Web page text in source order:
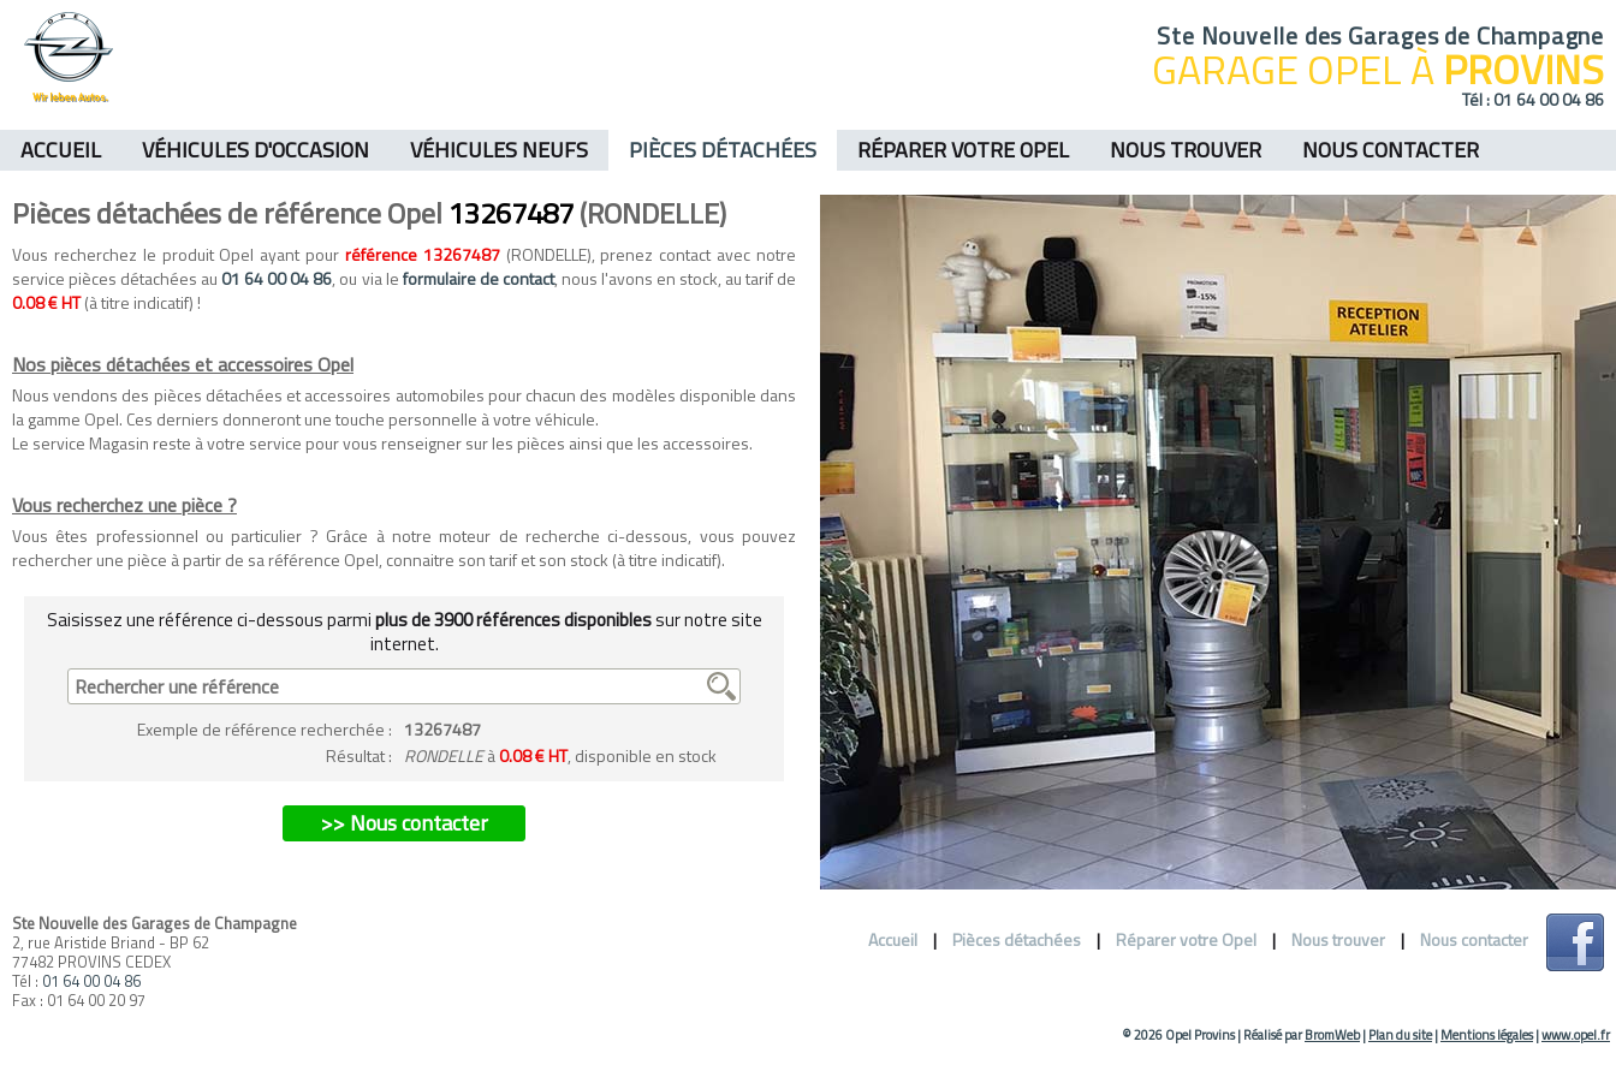
Ste Nouvelle des Garages de Champagne
GARAGE OPEL ÀPROVINS
Tél :01 64 00 04 86
ACCUEIL VÉHICULES D'OCCASION VÉHICULES NEUFS PIÈCES DÉTACHÉES RÉPARER VOTRE OPEL NOUS TROUVER NOUS CONTACTER
Pièces détachées de référence Opel 13267487(RONDELLE)
Vous recherchez le produit Opel ayant pour référence 13267487(RONDELLE), prenez contact avec notre
service pièces détachées au 01 64 00 04 86, ou via leformulaire de contact, nous l'avons en stock, au tarif de
0.08 € HT(à titre indicatif) !
Nos pièces détachées et accessoires Opel
Nous vendons des pièces détachées etaccessoires automobiles pour chacun des modèles disponible dans
la gamme Opel. Ces derniers donneront une touche personnelle à votre véhicule.
Le service Magasin reste à votre service pour vous renseigner sur les pièces ainsi que les accessoires.
Vous recherchez une pièce ?
Vous êtes professionnel ou particulier ? Grâce à notre moteur de recherche ci-dessous, vous pouvez
rechercher une pièce à partir de sa référence Opel, connaitre son tarif et son stock (à titre indicatif).
Saisissez une référence ci-dessous parmiplus de 3900 références disponiblessur notre site
internet.
Exemple de référence recherchée : 13267487
Résultat : RONDELLEà0.08 € HT, disponible en stock
>> Nous contacter
Ste Nouvelle des Garages de Champagne
2, rue Aristide Briand - BP 62
77482 PROVINS CEDEX
Tél : 01 64 00 04 86
Fax : 01 64 00 20 97
Accueil | Pièces détachées | Réparer votre Opel | Nous trouver | Nous contacter
© 2026 Opel Provins|Réalisé parBromWeb|Plan du site|Mentions légales|www.opel.fr